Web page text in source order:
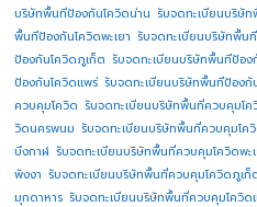
บริษัทพื้นทีป้องกันโควิดน่าน รับจดทะเบียนบริษั
พื้นทีป้องกันโควิดพะเยา รับจดทะเบียนบริษัทพื้น
ป้องกันโควิดภูเก็ต รับจดทะเบียนบริษัทพื้นทีป้อง
ป้องกันโควิดแพร่ รับจดทะเบียนบริษัทพื้นทีป้องกั
ควบคุมโควิด รับจดทะเบียนบริษัทพื้นที่ควบคุมโค
วิดนครพนม รับจดทะเบียนบริษัทพื้นที่ควบคุมโค
บึงกาฬ รับจดทะเบียนบริษัทพื้นที่ควบคุมโควิดพะ
พังงา รับจดทะเบียนบริษัทพื้นที่ควบคุมโควิดภูเก็
มุกดาหาร รับจดทะเบียนบริษัทพื้นที่ควบคุมโควิด